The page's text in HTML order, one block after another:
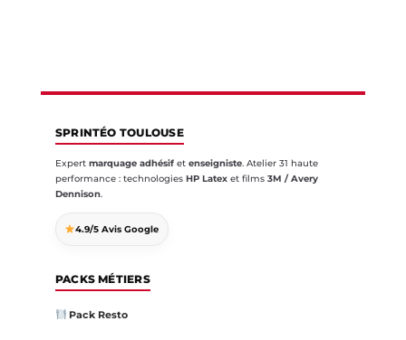
SPRINTÉO TOULOUSE
Expert marquage adhésifet enseigniste. Atelier 31 haute
performance : technologies HP Latexet films 3M / Avery
Dennison.
4.9/5 Avis Google
PACKS MÉTIERS
Pack Resto